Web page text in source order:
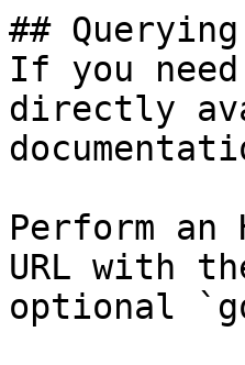
##
If you
directly
Perform an
URL with
optional